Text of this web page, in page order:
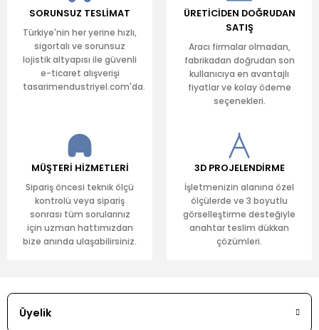
SORUNSUZ TESLİMAT
Türkiye'nin her yerine hızlı,
sigortalı ve sorunsuz
lojistik altyapısı ile güvenli
e-ticaret alışverişi
tasarimendustriyel.com'da.
ÜRETİCİDEN DOĞRUDAN
SATIŞ
Aracı firmalar olmadan,
fabrikadan doğrudan son
kullanıcıya en avantajlı
fiyatlar ve kolay ödeme
seçenekleri.
MÜŞTERİ HİZMETLERİ
Sipariş öncesi teknik ölçü
kontrolü veya sipariş
sonrası tüm sorularınız
için uzman hattımızdan
bize anında ulaşabilirsiniz.
3D PROJELENDİRME
İşletmenizin alanına özel
ölçülerde ve 3 boyutlu
görselleştirme desteğiyle
anahtar teslim dükkan
çözümleri.
Üyelik